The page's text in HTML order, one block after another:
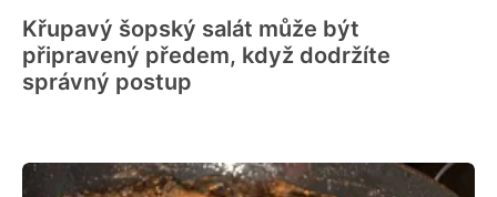
Křupavý šopský salát může být
připravený předem, když dodržíte
správný postup